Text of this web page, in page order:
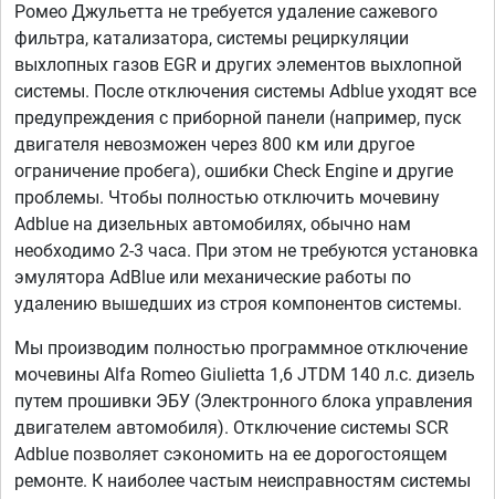
Ромео Джульетта не требуется удаление сажевого
фильтра, катализатора, системы рециркуляции
выхлопных газов EGR и других элементов выхлопной
системы. После отключения системы Adblue уходят все
предупреждения с приборной панели (например, пуск
двигателя невозможен через 800 км или другое
ограничение пробега), ошибки Check Engine и другие
проблемы. Чтобы полностью отключить мочевину
Adblue на дизельных автомобилях, обычно нам
необходимо 2-3 часа. При этом не требуются установка
эмулятора AdBlue или механические работы по
удалению вышедших из строя компонентов системы.
Мы производим полностью программное отключение
мочевины Alfa Romeo Giulietta 1,6 JTDM 140 л.с. дизель
путем прошивки ЭБУ (Электронного блока управления
двигателем автомобиля). Отключение системы SCR
Adblue позволяет сэкономить на ее дорогостоящем
ремонте. К наиболее частым неисправностям системы